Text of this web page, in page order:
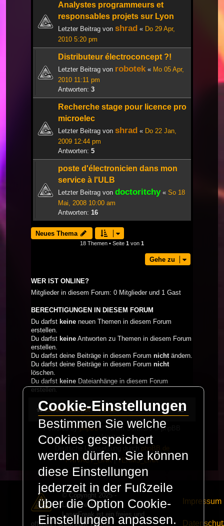
Analystes programmeurs et
responsables projets sur Lyon
Letzter Beitrag von shrad « Do 29 Apr,
2010 5:20 pm
Distributeur électroconcept ?!
Letzter Beitrag von robotek« Mo 05 Apr,
2010 11:11 pm
Antworten: 3
Recherche stage pour licence pro
microelec
Letzter Beitrag von shrad « Do 22 Jan,
2009 12:44 pm
Antworten: 5
poste d'électronicien dans mon
service à l'ULB
Letzter Beitrag von doctoritchy« So 18
Mai, 2008 10:00 am
Antworten: 16
Neues Thema
18 Themen • Seite 1 von 1
Gehe zu
WER IST ONLINE?
Mitglieder in diesem Forum: 0 Mitglieder und 1 Gast
BERECHTIGUNGEN IN DIESEM FORUM
Du darfst keine neuen Themen in diesem Forum
erstellen.
Du darfst keine Antworten zu Themen in diesem Forum
erstellen.
Du darfst deine Beiträge in diesem Forum nichtändern.
Du darfst deine Beiträge in diesem Forum nicht
löschen.
Du darfst keine Dateianhänge in diesem Forum
erstellen.
LaserFreak.net Forum
Powered byphpBB ® Forum Software © phpBB
Limited
Deutsche Übersetzung durch phpBB.de
PRIVACY_LINK|TERMS_LINK
© Copyright 2025 -
LaserFreak.net
LaserFreak ist ein freies und
offenes Forum zum Thema
Impressum
Cookie-Einstellungen
Bestimmen Sie welche
Cookies gespeichert
werden dürfen. Sie können
diese Einstellungen
jederzeit in der Fußzeile
über die Option Cookie-
Einstellungen anpassen.